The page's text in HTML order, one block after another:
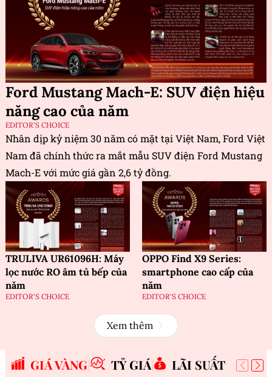
Ford Mustang Mach-E: SUV điện hiệu
năng cao của năm
EDITOR'S CHOICE
Nhân dịp kỷ niệm 30 năm có mặt tại Việt Nam, Ford Việt
Nam đã chính thức ra mắt mẫu SUV điện Ford Mustang
Mach-E với mức giá gần 2,6 tỷ đồng.
TRULIVA UR61096H: Máy
lọc nước RO âm tủ bếp của
năm
EDITOR'S CHOICE
OPPO Find X9 Series:
smartphone cao cấp của
năm
EDITOR'S CHOICE
Xem thêm
GIÁ VÀNG TỶ GIÁ LÃI SUẤT